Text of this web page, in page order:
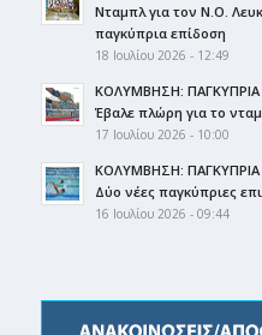
Νταμπλ για τον Ν.Ο.
παγκύπρια επίδοση
18 Ιουλίου 2026 - 12:49
ΚΟΛΥΜΒΗΣΗ:
Έβαλε πλώρη για το
17 Ιουλίου 2026 - 10:00
ΚΟΛΥΜΒΗΣΗ:
Δύο νέες παγκύπριες
16 Ιουλίου 2026 - 09:44